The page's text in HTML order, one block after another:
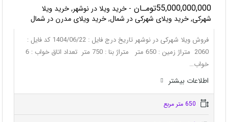
55,000,000,000تومـان
- خرید ویلا در نوشهر, خرید ویلا
شهرکی, خرید ویلای شهرکی در شمال, خرید ویلای مدرن در شمال
فروش ویلا شهرکی در نوشهر تاریخ درج فایل : 1404/06/22 کد فایل :
2060 متراژ زمین : 650 متر متراژ بنا : 750 متر تعداد اتاق خواب : 6
خواب…
اطلاعات بيشتر